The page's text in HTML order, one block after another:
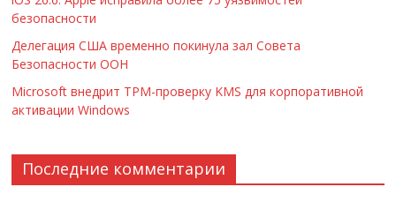
безопасности
Делегация США временно покинула зал Совета
Безопасности ООН
Microsoft внедрит TPM-проверку KMS для корпоративной
активации Windows
Последние комментарии